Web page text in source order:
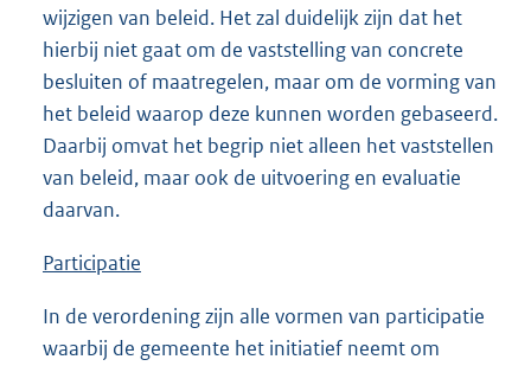
wijzigen van beleid. Het zal duidelijk zijn dat het
hierbij niet gaat om de vaststelling van concrete
besluiten of maatregelen, maar om de vorming van
het beleid waarop deze kunnen worden gebaseerd.
Daarbij omvat het begrip niet alleen het vaststellen
van beleid, maar ook de uitvoering en evaluatie
daarvan.
Participatie
In de verordening zijn alle vormen van participatie
waarbij de gemeente het initiatief neemt om